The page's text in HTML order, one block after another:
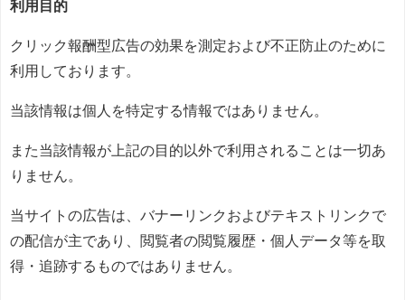
利用目的
クリック報酬型広告の効果を測定および不正防止のために
利用しております。
当該情報は個人を特定する情報ではありません。
また当該情報が上記の目的以外で利用されることは一切あ
りません。
当サイトの広告は、バナーリンクおよびテキストリンクで
の配信が主であり、閲覧者の閲覧履歴・個人データ等を取
得・追跡するものではありません。